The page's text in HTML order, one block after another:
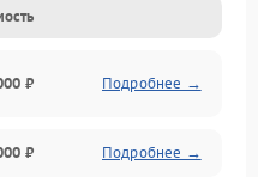
₽ Подробнее →
₽ Подробнее →